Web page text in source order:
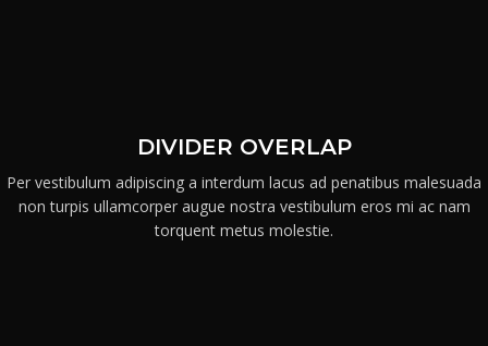
DIVIDER OVERLAP
Per vestibulum adipiscing a interdum lacus ad penatibus malesuada
non turpis ullamcorper augue nostra vestibulum eros mi ac nam
torquent metus molestie.